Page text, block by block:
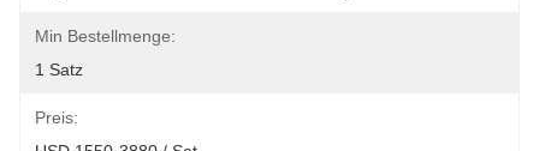
Min Bestellmenge:
1 Satz
Preis: